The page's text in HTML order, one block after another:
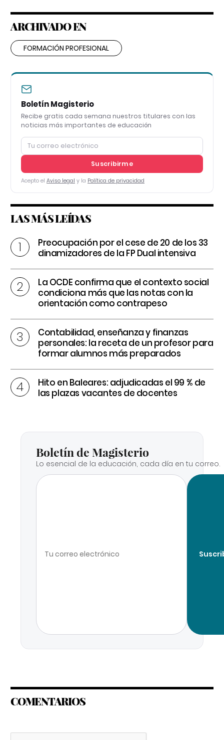
ARCHIVADO EN
FORMACIÓN PROFESIONAL
Boletín Magisterio
Recibe gratis cada semana nuestros titulares con las
noticias más importantes de educación
Suscribirme
Acepto el Aviso legal y la Política de privacidad
LAS MÁS LEÍDAS
Preocupación por el cese de 20 de los 33
dinamizadores de la FP Dual intensiva
La OCDE confirma que el contexto social
condiciona más que las notas con la
orientación como contrapeso
Contabilidad, enseñanza y finanzas
personales: la receta de un profesor para
formar alumnos más preparados
Hito en Baleares: adjudicadas el 99 % de
las plazas vacantes de docentes
Boletín de Magisterio
Lo esencial de la educación, cada día en tu correo.
COMENTARIOS